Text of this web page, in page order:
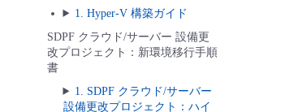
1. Hyper-V 構築ガイド
SDPF クラウド/サーバー 設備更
改プロジェクト：新環境移行手順
書
1. SDPF クラウド/サーバー
設備更改プロジェクト：ハイ